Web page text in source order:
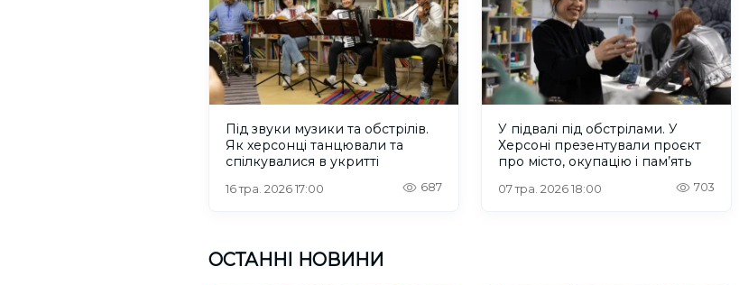
Під звуки музики та обстрілів.
Як херсонці танцювали та
спілкувалися в укритті
16 тра. 2026 17:00 687
У підвалі під обстрілами. У
Херсоні презентували проєкт
про місто, окупацію і пам’ять
07 тра. 2026 18:00 703
ОСТАННІ НОВИНИ